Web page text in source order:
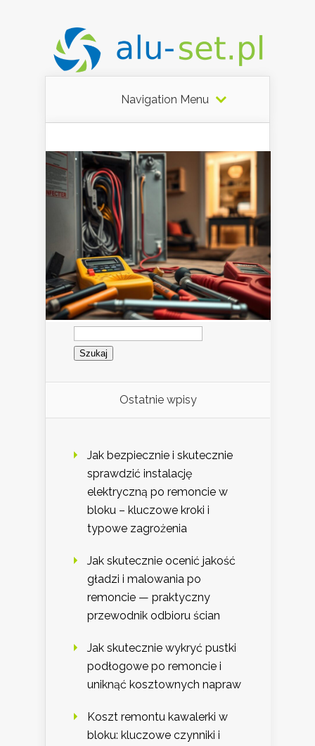
Navigation Menu
Szukaj:
Ostatnie wpisy
Jak bezpiecznie i skutecznie
sprawdzić instalację
elektryczną po remoncie w
bloku – kluczowe kroki i
typowe zagrożenia
Jak skutecznie ocenić jakość
gładzi i malowania po
remoncie — praktyczny
przewodnik odbioru ścian
Jak skutecznie wykryć pustki
podłogowe po remoncie i
uniknąć kosztownych napraw
Koszt remontu kawalerki w
bloku: kluczowe czynniki i